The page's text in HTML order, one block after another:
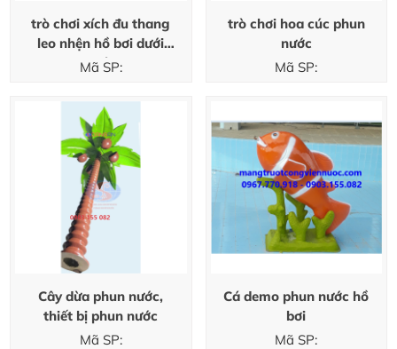
trò chơi xích đu thang
leo nhện hồ bơi dưới
nước
Mã SP:
trò chơi hoa cúc phun
nước
Mã SP:
Cây dừa phun nước,
thiết bị phun nước
Mã SP:
Cá demo phun nước hồ
bơi
Mã SP: